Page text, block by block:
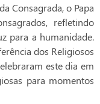
Consagrada, o Papa
refletindo
para a humanidade.
dos Religiosos
este dia em
para momentos